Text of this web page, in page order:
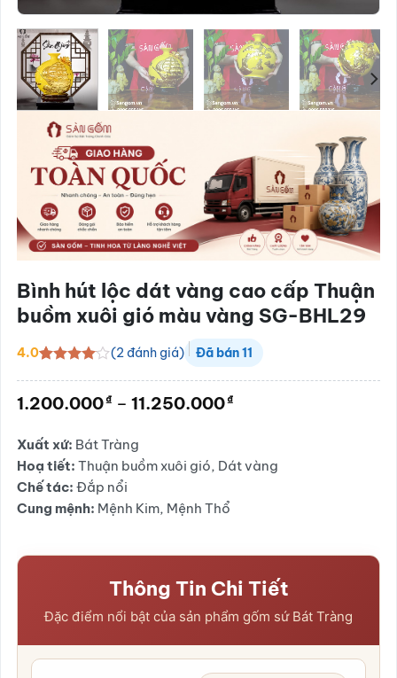
Bình hút lộc dát vàng cao cấp Thuận
buồm xuôi gió màu vàng SG-BHL29
4.0
trên đánh
(2 đánh giá) Đã bán11
1.200.000₫ – 11.250.000₫Khoảng
đến
Xuất xứ: Bát Tràng
Hoạ tiết: Thuận buồm xuôi gió, Dát vàng
Chế tác: Đắp nổi
Cung mệnh: Mệnh Kim, Mệnh Thổ
Thông Tin Chi Tiết
Đặc điểm nổi bật của sản phẩm gốm sứ Bát Tràng